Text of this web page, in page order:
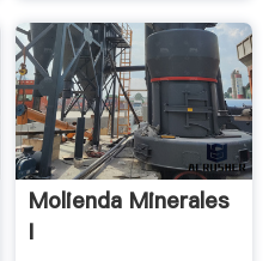
Molienda Minerales
I